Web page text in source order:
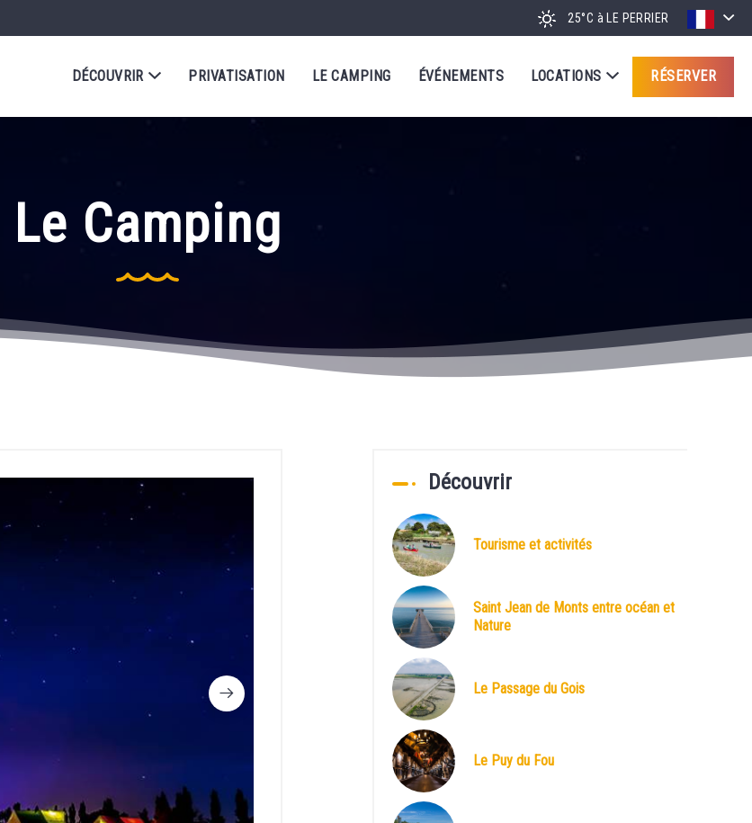
25°C à LE PERRIER
DÉCOUVRIR PRIVATISATION LE CAMPING ÉVÉNEMENTS LOCATIONS RÉSERVER
Le Camping
Découvrir
Tourisme et activités
Saint Jean de Monts entre océan et
Nature
Le Passage du Gois
Le Puy du Fou